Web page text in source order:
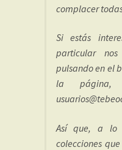
complacer
Si estás
particular
pulsando en el
la
Así que, a lo
colecciones